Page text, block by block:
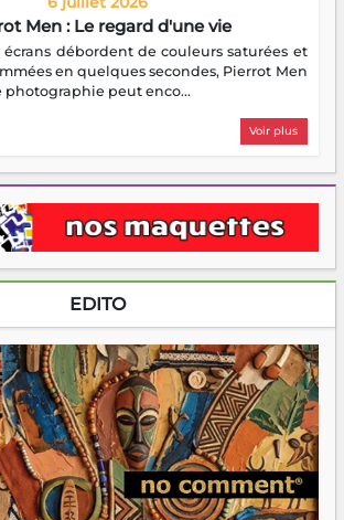
Men : Le regard d'une vie
débordent de couleurs saturées et
en quelques secondes, Pierrot Men
peut enco...
Voir plus
EDITO